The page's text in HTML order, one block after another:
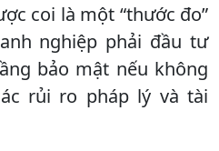
coi là một “thước đo”
nghiệp phải đầu tư
bảo mật nếu không
rủi ro pháp lý và tài